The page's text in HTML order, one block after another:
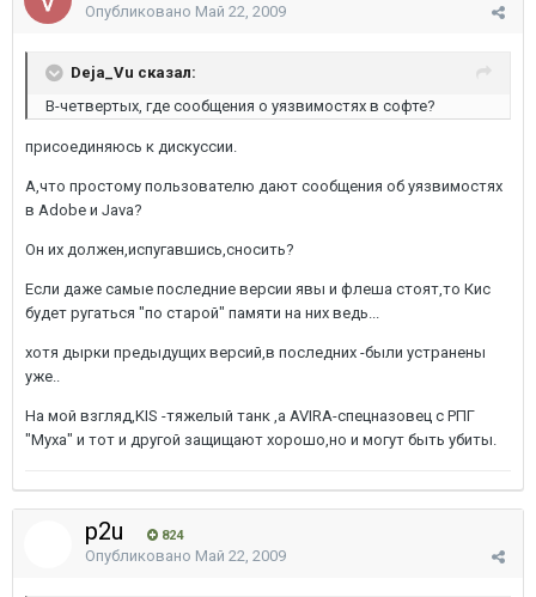
Опубликовано Май 22, 2009
Deja_Vu сказал:
В-четвертых, где сообщения о уязвимостях в софте?
присоединяюсь к дискуссии.
А,что простому пользователю дают сообщения об уязвимостях
в Adobe и Java?
Он их должен,испугавшись,сносить?
Если даже самые последние версии явы и флеша стоят,то Кис
будет ругаться "по старой" памяти на них ведь...
хотя дырки предыдущих версий,в последних -были устранены
уже..
На мой взгляд,KIS -тяжелый танк ,а AVIRA-спецназовец с РПГ
"Муха" и тот и другой защищают хорошо,но и могут быть убиты.
p2u 824
Опубликовано Май 22, 2009